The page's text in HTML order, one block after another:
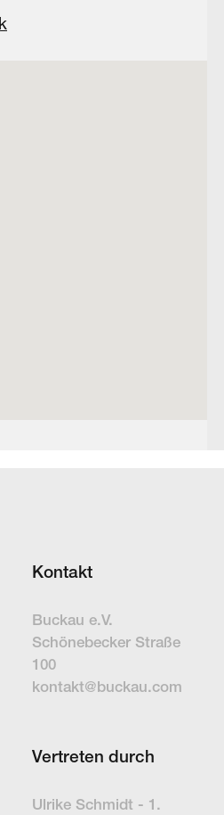
Kontakt
Buckau e.V.
Schöne­becker Straße
100
kontakt@buckau.com
Vertreten durch
Ulrike Schmidt - 1.